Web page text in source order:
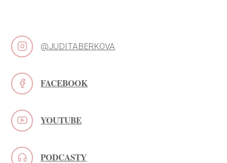
@JUDITABERKOVA
FACEBOOK
YOUTUBE
PODCASTY